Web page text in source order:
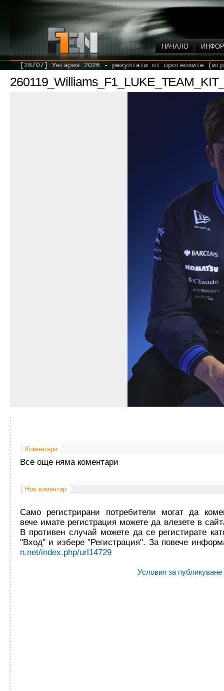
НАЧАЛО
[28/07] Унгария 2026 - резултати от прогнозите
Коментари
Все още няма коментари
Нов коментар
Само регистрирани потребители могат да
вече имате регистрация можете да влезете в
В противен случай можете да се регистирате
"Вход" и избере "Регистрация". За повече
n.net/index.php/url14729
Условия за